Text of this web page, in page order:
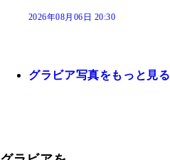
2026年08月06日 20:30
グラビア写真をもっと見る